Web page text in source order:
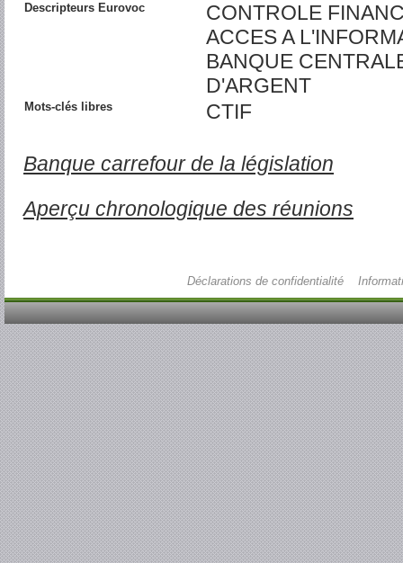
Descripteurs Eurovoc
CONTROLE
ACCES A
BANQUE
D'ARGENT
Mots-clés libres CTIF
Banque carrefour de la législation
Aperçu chronologique des réunions
Déclarations de confidentialité